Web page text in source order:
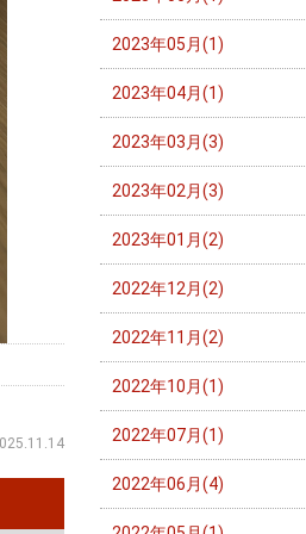
2023年05月(1)
2023年04月(1)
2023年03月(3)
2023年02月(3)
2023年01月(2)
2022年12月(2)
2022年11月(2)
2022年10月(1)
2022年07月(1)
2022年06月(4)